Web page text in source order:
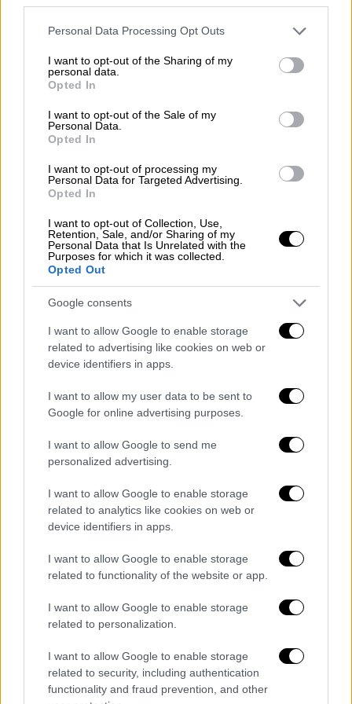
Please note that this website/app uses one or more Google
not limited to your visit or usage behaviour. You may click to
grant or deny consent to Google and its third-party tags to
use your data for below specified purposes in below Google
consent section.
Personal Data Processing Opt Outs
I want to opt-out of the Sharing of my
personal data.
Opted In
I want to opt-out of the Sale of my
Personal Data.
Opted In
I want to opt-out of processing my
Personal Data for Targeted Advertising.
Opted In
I want to opt-out of Collection, Use,
Retention, Sale, and/or Sharing of my
Personal Data that Is Unrelated with the
Purposes for which it was collected.
Opted Out
Google consents
I want to allow Google to enable storage
related to advertising like cookies on web or
device identifiers in apps.
I want to allow my user data to be sent to
Google for online advertising purposes.
I want to allow Google to send me
personalized advertising.
I want to allow Google to enable storage
related to analytics like cookies on web or
device identifiers in apps.
I want to allow Google to enable storage
related to functionality of the website or app.
I want to allow Google to enable storage
related to personalization.
I want to allow Google to enable storage
related to security, including authentication
functionality and fraud prevention, and other
«Δύο πράγματα αποκόμισα από ταΗνωμένα
: μια χαλασμένη κυλιόμενη σκάλα και
αμερικανός πρόεδρος προκαλώντας γέλια
στο ακροατήριο.
video
Ωστόσο, η εκπρόσωπος Τύπου του Λευκού
Οίκου αντέδρασε εκνευρισμένα. «Εάν
κάποιος στα Ηνωμένα Έθνη σταμάτησε
σκόπιμα την κυλιόμενη σκάλα την ώρα που
ανέβαιναν ο Πρόεδρος και η Πρώτη Κυρία,
πρέπει να απολυθεί και να διερευνηθεί
αμέσως», έσπευσε να σχολιάσει η
Κάρολαϊν
Λέβιτ
μέσω ανάρτησής της στην πλατφόρμα
Επικαλούμενος τις ενδείξεις από την
κεντρική μονάδα ελέγχου, ο εκπρόσωπος
του γενικού γραμματέα του ΟΗΕ, ο Στεφάν
Ντουζαρίκ, ανέφερε ότι η κυλιόμενη σκάλα
σταμάτησε απότομα επειδή ενεργοποιήθηκε
ο μηχανισμός ασφαλείας. Εξήγησε ότι ο
εικονολήπτης που συνόδευε τον Τραμπ
ανέβαινε ανάποδα στην κυλιόμενη σκάλα για
να απαθανατίσει την άφιξη του προεδρικού